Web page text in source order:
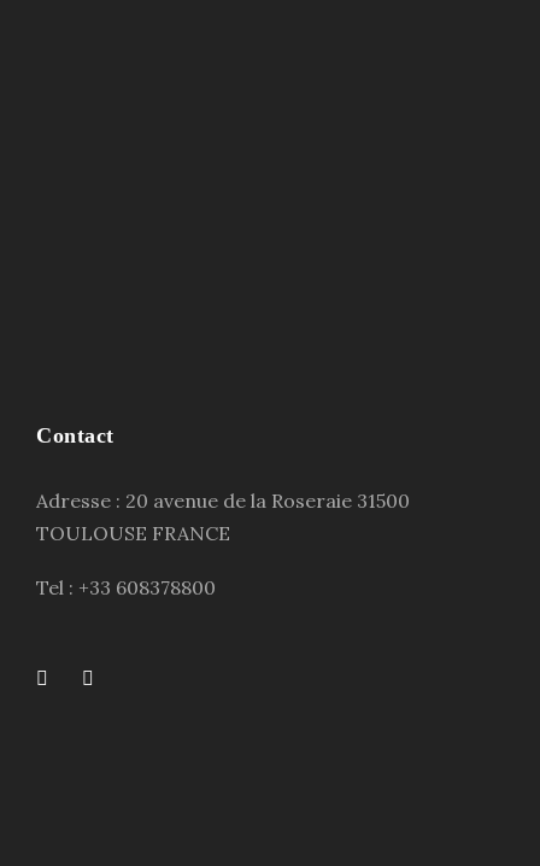
Contact
Adresse : 20 avenue de la Roseraie 31500
TOULOUSE FRANCE
Tel : +33 608378800